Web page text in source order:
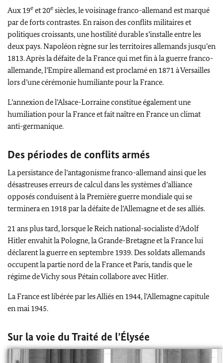
Aux 19eet 20esiècles, le voisinage franco-allemand est marqué
par de forts contrastes. En raison des conflits militaires et
politiques croissants, une hostilité durable s’installe entre les
deux pays. Napoléon règne sur les territoires allemands jusqu’en
1813. Après la défaite de la France qui met fin à la guerre franco-
allemande, l’Empire allemand est proclamé en 1871 à Versailles
lors d’une cérémonie humiliante pour la France.
L’annexion de l’Alsace-Lorraine constitue également une
humiliation pour la France et fait naître en France un climat
anti-germanique.
Des périodes de conflits armés
La persistance de l’antagonisme franco-allemand ainsi que les
désastreuses erreurs de calcul dans les systèmes d’alliance
opposés conduisent à la Première guerre mondiale qui se
terminera en 1918 par la défaite de l’Allemagne et de ses alliés.
21 ans plus tard, lorsque le Reich national-socialiste d’Adolf
Hitler envahit la Pologne, la Grande-Bretagne et la France lui
déclarent la guerre en septembre 1939. Des soldats allemands
occupent la partie nord de la France et Paris, tandis que le
régime de Vichy sous Pétain collabore avec Hitler.
La France est libérée par les Alliés en 1944, l’Allemagne capitule
en mai 1945.
Sur la voie du Traité de l’Élysée